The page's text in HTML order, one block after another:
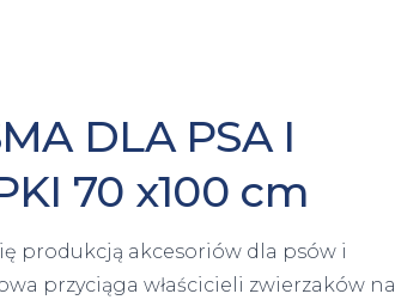
DLA PSA I
70 x100 cm
produkcją akcesoriów dla psów i
przyciąga właścicieli zwierzaków na